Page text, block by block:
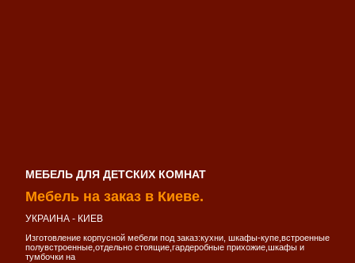
МЕБЕЛЬ ДЛЯ ДЕТСКИХ КОМНАТ
Мебель на заказ в Киеве.
УКРАИНА - КИЕВ
Изготовление корпусной мебели под заказ:кухни, шкафы-купе,встроенные
полувстроенные,отдельно стоящие,гардеробные прихожие,шкафы и
тумбочки на